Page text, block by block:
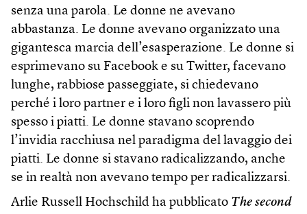
senza una parola. Le donne ne avevano
abbastanza. Le donne avevano organizzato una
gigantesca marcia dell’esasperazione. Le donne si
esprimevano su Facebook e su Twitter, facevano
lunghe, rabbiose passeggiate, si chiedevano
perché i loro partner e i loro figli non lavassero più
spesso i piatti. Le donne stavano scoprendo
l’invidia racchiusa nel paradigma del lavaggio dei
piatti. Le donne si stavano radicalizzando, anche
se in realtà non avevano tempo per radicalizzarsi.
Arlie Russell Hochschild ha pubblicato The second